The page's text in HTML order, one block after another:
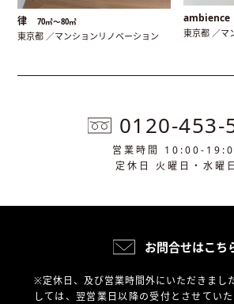
律 70㎡〜80㎡
東京都 ／マンションリノベーション
ambience
東京都 ／マ
0120-453-
営業時間 10:00-
定休日 火曜日・水曜日
お問合せはこち
※定休日、及び営業時間外にいただきまし
しては、翌営業日以降の受付とさせてい